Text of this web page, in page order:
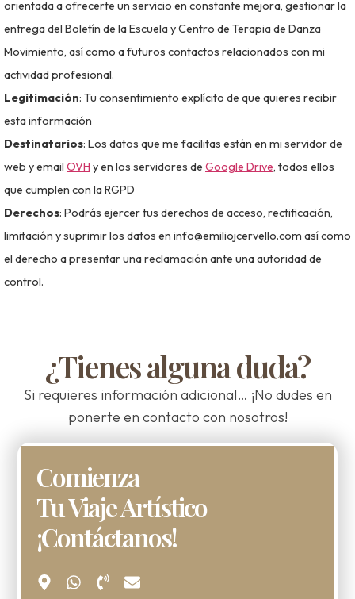
orientada a ofrecerte un servicio en constante mejora, gestionar la
entrega del Boletín de la Escuela y Centro de Terapia de Danza
Movimiento, así como a futuros contactos relacionados con mi
actividad profesional.
Legitimación: Tu consentimiento explícito de que quieres recibir
esta información
Destinatarios: Los datos que me facilitas están en mi servidor de
web y email OVH y en los servidores de Google Drive, todos ellos
que cumplen con la RGPD
Derechos: Podrás ejercer tus derechos de acceso, rectificación,
limitación y suprimir los datos en info@emiliojcervello.com así como
el derecho a presentar una reclamación ante una autoridad de
control.
¿Tienes alguna duda?
Si requieres información adicional… ¡No dudes en
ponerte en contacto con nosotros!
Comienza
Tu Viaje Artístico
¡Contáctanos!